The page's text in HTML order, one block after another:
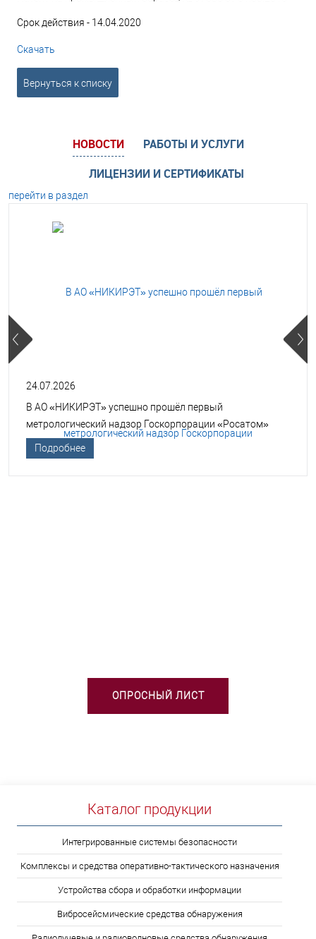
Срок действия - 14.04.2020
Скачать
Вернуться к списку
НОВОСТИ
РАБОТЫ И УСЛУГИ
ЛИЦЕНЗИИ И СЕРТИФИКАТЫ
перейти в раздел
24.07.2026
В АО «НИКИРЭТ» успешно прошёл первый
метрологический надзор Госкорпорации «Росатом»
Подробнее
ОПРОСНЫЙ ЛИСТ
Каталог продукции
Интегрированные системы безопасности
Комплексы и средства оперативно-тактического назначения
Устройства сбора и обработки информации
Вибросейсмические средства обнаружения